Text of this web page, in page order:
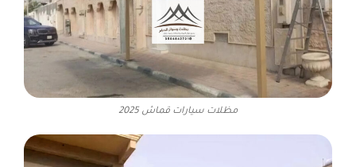
مظلات سيارات قماش 2025